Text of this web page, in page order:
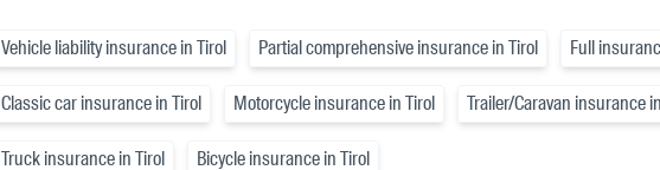
Vehicle liability insurance in Tirol Partial comprehensive insurance in Tirol Full
Classic car insurance in Tirol Motorcycle insurance in Tirol Trailer/Caravan insurance
Truck insurance in Tirol Bicycle insurance in Tirol